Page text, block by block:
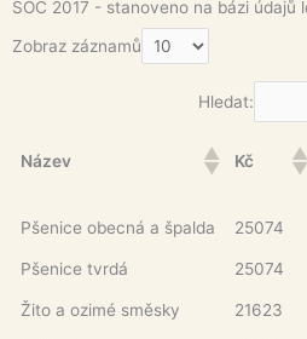
SOC 2017 - stanoveno na bázi údajů
Zobraz záznamů
Hledat:
Název Kč
Pšenice obecná a špalda 25074
Pšenice tvrdá 25074
Žito a ozimé směsky 21623